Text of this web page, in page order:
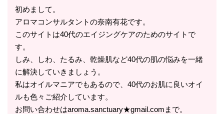
初めまして。
アロマコンサルタントの奈南有花です。
このサイトは40代のエイジングケアのためのサイトで
す。
しみ、しわ、たるみ、乾燥肌など40代の肌の悩みを一緒
に解決していきましょう。
私はオイルマニアでもあるので、40代のお肌に良いオイ
ルも色々ご紹介しています。
お問い合わせはaroma.sanctuary★gmail.comまで。